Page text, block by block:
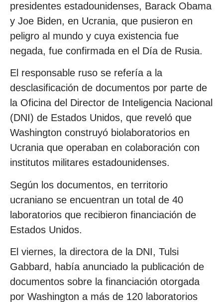
presidentes estadounidenses, Barack Obama
y Joe Biden, en Ucrania, que pusieron en
peligro al mundo y cuya existencia fue
negada, fue confirmada en el Día de Rusia.
El responsable ruso se refería a la
desclasificación de documentos por parte de
la Oficina del Director de Inteligencia Nacional
(DNI) de Estados Unidos, que reveló que
Washington construyó biolaboratorios en
Ucrania que operaban en colaboración con
institutos militares estadounidenses.
Según los documentos, en territorio
ucraniano se encuentran un total de 40
laboratorios que recibieron financiación de
Estados Unidos.
El viernes, la directora de la DNI, Tulsi
Gabbard, había anunciado la publicación de
documentos sobre la financiación otorgada
por Washington a más de 120 laboratorios